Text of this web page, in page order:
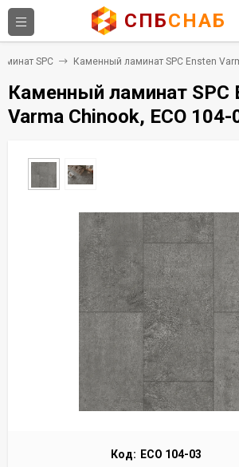
СПБСНАБ
SPC Каменный ламинат SPC Ensten
Каменный ламинат SPC
Varma Chinook, ECO 104-
Код: ECO 104-03